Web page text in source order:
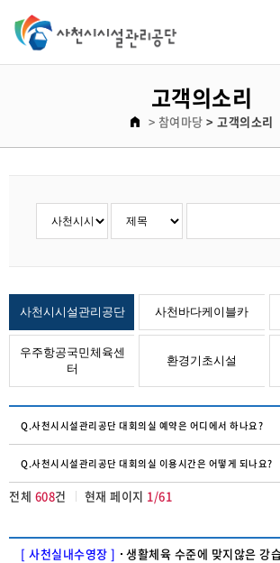
고객의소리
> 참여마당 > 고객의소리
사천시시설관리공단 사천바다케이블카
우주항공국민체육센
터
환경기초시설
Q.사천시시설관리공단 대회의실 예약은 어디에서 하나요?
Q.사천시시설관리공단 대회의실 이용시간은 어떻게 되나요?
전체 608건 현재 페이지 1/61
[ 사천실내수영장 ] 생활체육 수준에 맞지않은 강